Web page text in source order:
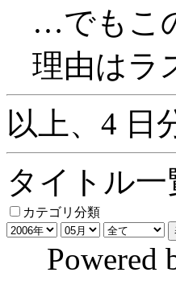
…でもこ
理由はラ
以上、4 日
タイトル一
カテゴリ分類
Powered